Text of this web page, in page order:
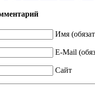
Имя
E-Mail
Сайт